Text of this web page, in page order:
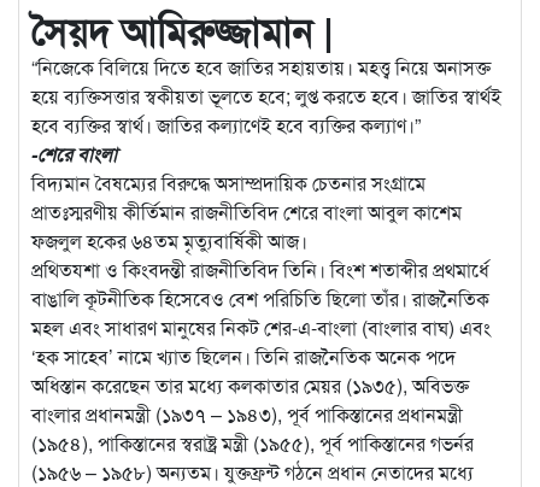
সৈয়দ আমিরুজ্জামান |
“নিজেকে বিলিয়ে দিতে হবে জাতির সহায়তায়। মহত্ত্ব নিয়ে অনাসক্ত
হয়ে ব্যক্তিসত্তার স্বকীয়তা ভূলতে হবে; লুপ্ত করতে হবে। জাতির স্বার্থই
হবে ব্যক্তির স্বার্থ। জাতির কল্যাণেই হবে ব্যক্তির কল্যাণ।”
-শেরে বাংলা
বিদ্যমান বৈষম্যের বিরুদ্ধে অসাম্প্রদায়িক চেতনার সংগ্রামে
প্রাতঃস্মরণীয় কীর্তিমান রাজনীতিবিদ শেরে বাংলা আবুল কাশেম
ফজলুল হকের ৬৪তম মৃত্যুবার্ষিকী আজ।
প্রথিতযশা ও কিংবদন্তী রাজনীতিবিদ তিনি। বিংশ শতাব্দীর প্রথমার্ধে
বাঙালি কূটনীতিক হিসেবেও বেশ পরিচিতি ছিলো তাঁর। রাজনৈতিক
মহল এবং সাধারণ মানুষের নিকট শের-এ-বাংলা (বাংলার বাঘ) এবং
‘হক সাহেব’ নামে খ্যাত ছিলেন। তিনি রাজনৈতিক অনেক পদে
অধিস্তান করেছেন তার মধ্যে কলকাতার মেয়র (১৯৩৫), অবিভক্ত
বাংলার প্রধানমন্ত্রী (১৯৩৭ – ১৯৪৩), পূর্ব পাকিস্তানের প্রধানমন্ত্রী
(১৯৫৪), পাকিস্তানের স্বরাষ্ট্র মন্ত্রী (১৯৫৫), পূর্ব পাকিস্তানের গভর্নর
(১৯৫৬ – ১৯৫৮) অন্যতম। যুক্তফ্রন্ট গঠনে প্রধান নেতাদের মধ্যে